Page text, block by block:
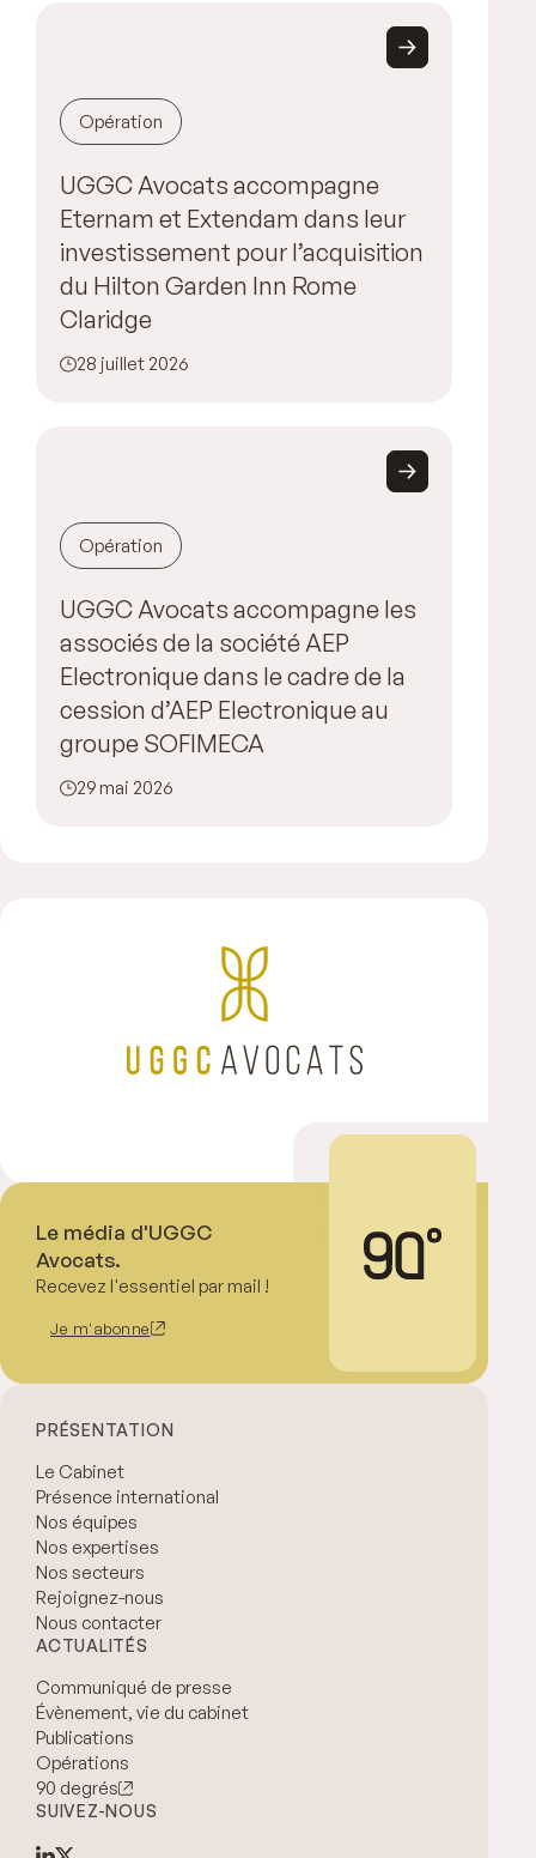
Opération
UGGC Avocats accompagne
Eternam et Extendam dans leur
investissement pour l’acquisition
du Hilton Garden Inn Rome
Claridge
28 juillet 2026
Opération
UGGC Avocats accompagne les
associés de la société AEP
Electronique dans le cadre de la
cession d’AEP Electronique au
groupe SOFIMECA
29 mai 2026
Le média d'UGGC
Avocats.
Recevez l'essentiel par mail !
Je m'abonne
PRÉSENTATION
Le Cabinet
Présence international
Nos équipes
Nos expertises
Nos secteurs
Rejoignez-nous
Nous contacter
ACTUALITÉS
Communiqué de presse
Évènement, vie du cabinet
Publications
Opérations
90 degrés
SUIVEZ-NOUS